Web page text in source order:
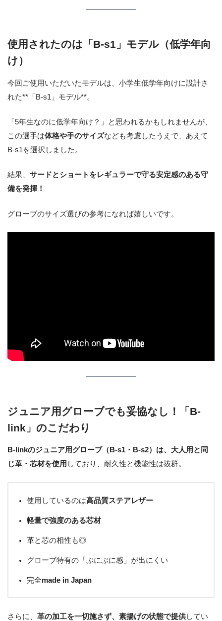
使用されたのは「B-s1」モデル（低学年向
け）
今回ご使用いただいたモデルは、小学生低学年向けに設計さ
れた**「B-s1」モデル**。
「5年生なのに低学年向け？」と思われるかもしれませんが、
この選手は体格や手のサイズなども考慮したうえで、あえて
B-s1を選択しました。
結果、 サードとショートをレギュラーで守る安定感のある守
備を発揮！
グローブのサイズ選びの参考になれば嬉しいです。
ジュニア用グローブでも妥協なし！「B-
link」のこだわり
B-linkのジュニア用グローブ（B-s1・B-s2）は、大人用と同
じ革・芯材を使用 しており、耐久性と機能性は抜群。
使用しているのは高品質ステアレザー
軽量で強度のある芯材
革と芯の相性も◎
グローブ特有の「ぷにぷに感」が出にくい
完全made in Japan
さらに、 革の加工を一切施さず、素揚げの状態で提供してい